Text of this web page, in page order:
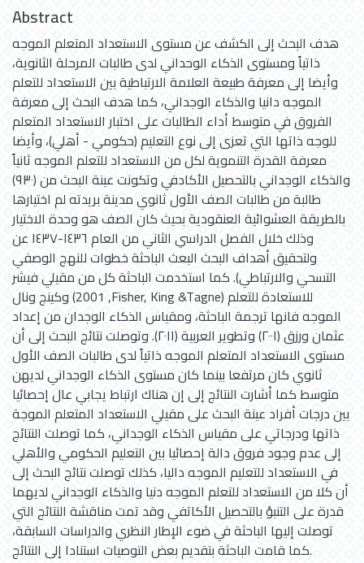
Abstract
هدف البحث إلى الكشف عن مستوى الاستعداد المتعلم الموجه
ذاتياً ومستوى الذكاء الوحداني لدى طالبات المرحلة الثانوية،
وأيضا إلى معرفة طبيعة العلامة الارتباطية بين الاستعداد للتعلم
الموجه دانيا والذكاء الوجداني، كما هدف البحث إلى معرفة
الفروق في متوسط أداء الطالبات على اختبار الاستعداد المتعلم
للوجه ذاتها التي تعزى إلى نوع التعليم (حكومي - أهلي)، وأيضا
معرفة القدرة التنموية لكل من الاستعداد للتعلم الموجه ثانياً
والذكاء الوجداني بالتحصيل الأكادفي وتكونت عينة البحث من (٩٣٠)
طالبة من طالبات الصف الأول ثانوي مدينة بريدته لم اختيارها
بالطريقة العشوائية العنقودية بحيث كان الصف هو وحدة الاختيار
وذلك خلال الفصل الدراسي الثاني من العام ١٤٣٦-١٤٣٧ عن
ولتحقيق أهداف البحث البعث الباحثة خطوات للنهج الوصفي
التسحي والارتباطي). كما استخدمت الباحثة كل من مقيلي فيشر
وكينج ونال (2001 ,Fisher, King &Tagne) للاستعادة للتعلم
الموجه فانها ترجمة الباحثة، ومقياس الذكاء الوجدان من إعداد
عثمان ورزق (۲۰۰۱) وتطوير العربية (٢٠١١). وتوصلت نتائج البحث إلى أن
مستوى الاستعداد المتعلم الموجه ذاتياً لدى طالبات الصف الأول
ثانوي كان مرتفعا بينما كان مستوى الذكاء الوجداني لديهن
متوسط كما أشارت النتائج إلى إن هناك ارتباط يجابي عال إحصائيا
بين درجات أفراد عينة البحث على مقيلي الاستعداد المتعلم الموجة
ذاتها ودرجاتي على مقياس الذكاء الوجداني، كما توصلت النتائج
إلى عدم وجود فروق دالة إحصائيا بين التعليم الحكومي والأهلي
في الاستعداد للتعليم الموجه داليا، كذلك توصلت نتائج البحث إلى
أن كلا من الاستعداد للتعلم الموجه دنيا والذكاء الوجداني لديهما
قدرة على التنبؤ بالتحصيل الأكاتفي وقد تمت مناقشة النتائج التي
توصلت إليها الباحثة في ضوء الإطار النظري والدراسات السابقة،
كما قامت الباحثة بتقديم بعض التوصيات استنادا إلى النتائج.